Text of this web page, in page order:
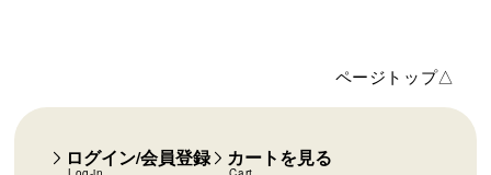
ページトップ△
ログイン/会員登録 カートを見る